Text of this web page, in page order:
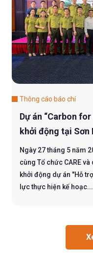
Thông cáo báo chí
Dự án “Carbon
khởi động tại Sơn
Ngày 27 tháng 5 năm
cùng Tổ chức CARE
khởi động dự án "Hỗ
lực thực hiện kế hoạc...